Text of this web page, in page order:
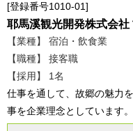
登録番号1010-01
耶馬溪観光開発株式会社
【業種】 宿泊・飲食業
【職種】 接客職
【採用】 1名
仕事を通して、故郷の魅力
事を企業理念としています。